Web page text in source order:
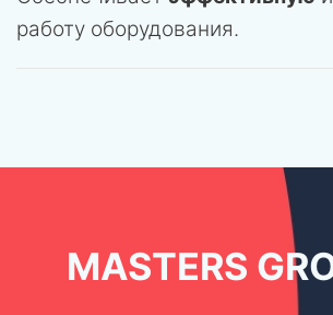
работу оборудования.
MASTERS